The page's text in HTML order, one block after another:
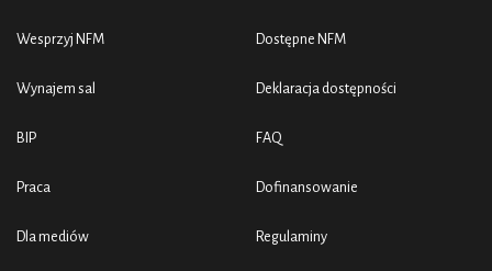
Wesprzyj NFM
Wynajem sal
BIP
Praca
Dla mediów
Dostępne NFM
Deklaracja dostępności
FAQ
Dofinansowanie
Regulaminy